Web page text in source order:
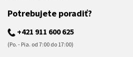
Potrebujete poradiť?
+421 911 600 625
(Po. - Pia. od 7:00 do 17:00)